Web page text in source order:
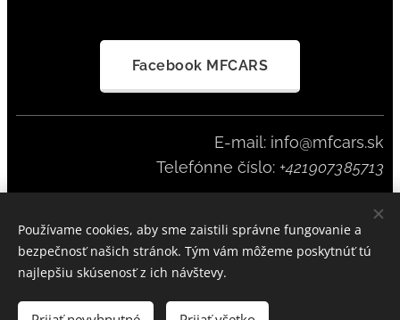
Do košíka
Facebook MFCARS
E-mail: info@mfcars.sk
Telefónne číslo: +421907385713
MFCARS SINCE 2023 Cookies
Používame cookies, aby sme zaistili správne fungovanie a
bezpečnosť našich stránok. Tým vám môžeme poskytnúť tú
najlepšiu skúsenosť z ich návštevy.